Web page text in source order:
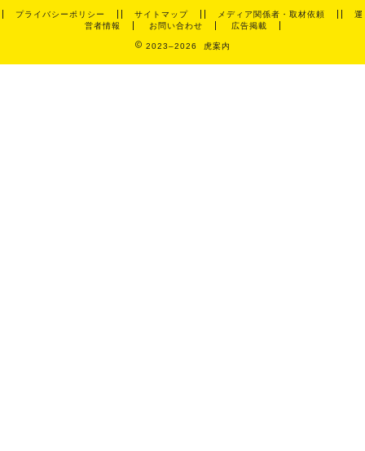
プライバシーポリシー サイトマップ メディア関係者・取材依頼
運
営者情報
お問い合わせ 広告掲載
2023–2026 虎案内